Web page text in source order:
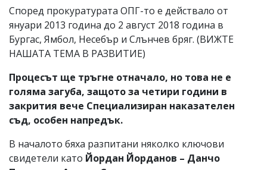
Според прокуратурата ОПГ-то е действало от
януари 2013 година до 2 август 2018 година в
Бургас, Ямбол, Несебър и Слънчев бряг. (ВИЖТЕ
НАШАТА ТЕМА В РАЗВИТИЕ)
Процесът ще тръгне отначало, но това не е
голяма загуба, защото за четири години в
закрития вече Специализиран наказателен
съд, особен напредък.
В началото бяха разпитани няколко ключови
свидетели като Йордан Йорданов – Данчо